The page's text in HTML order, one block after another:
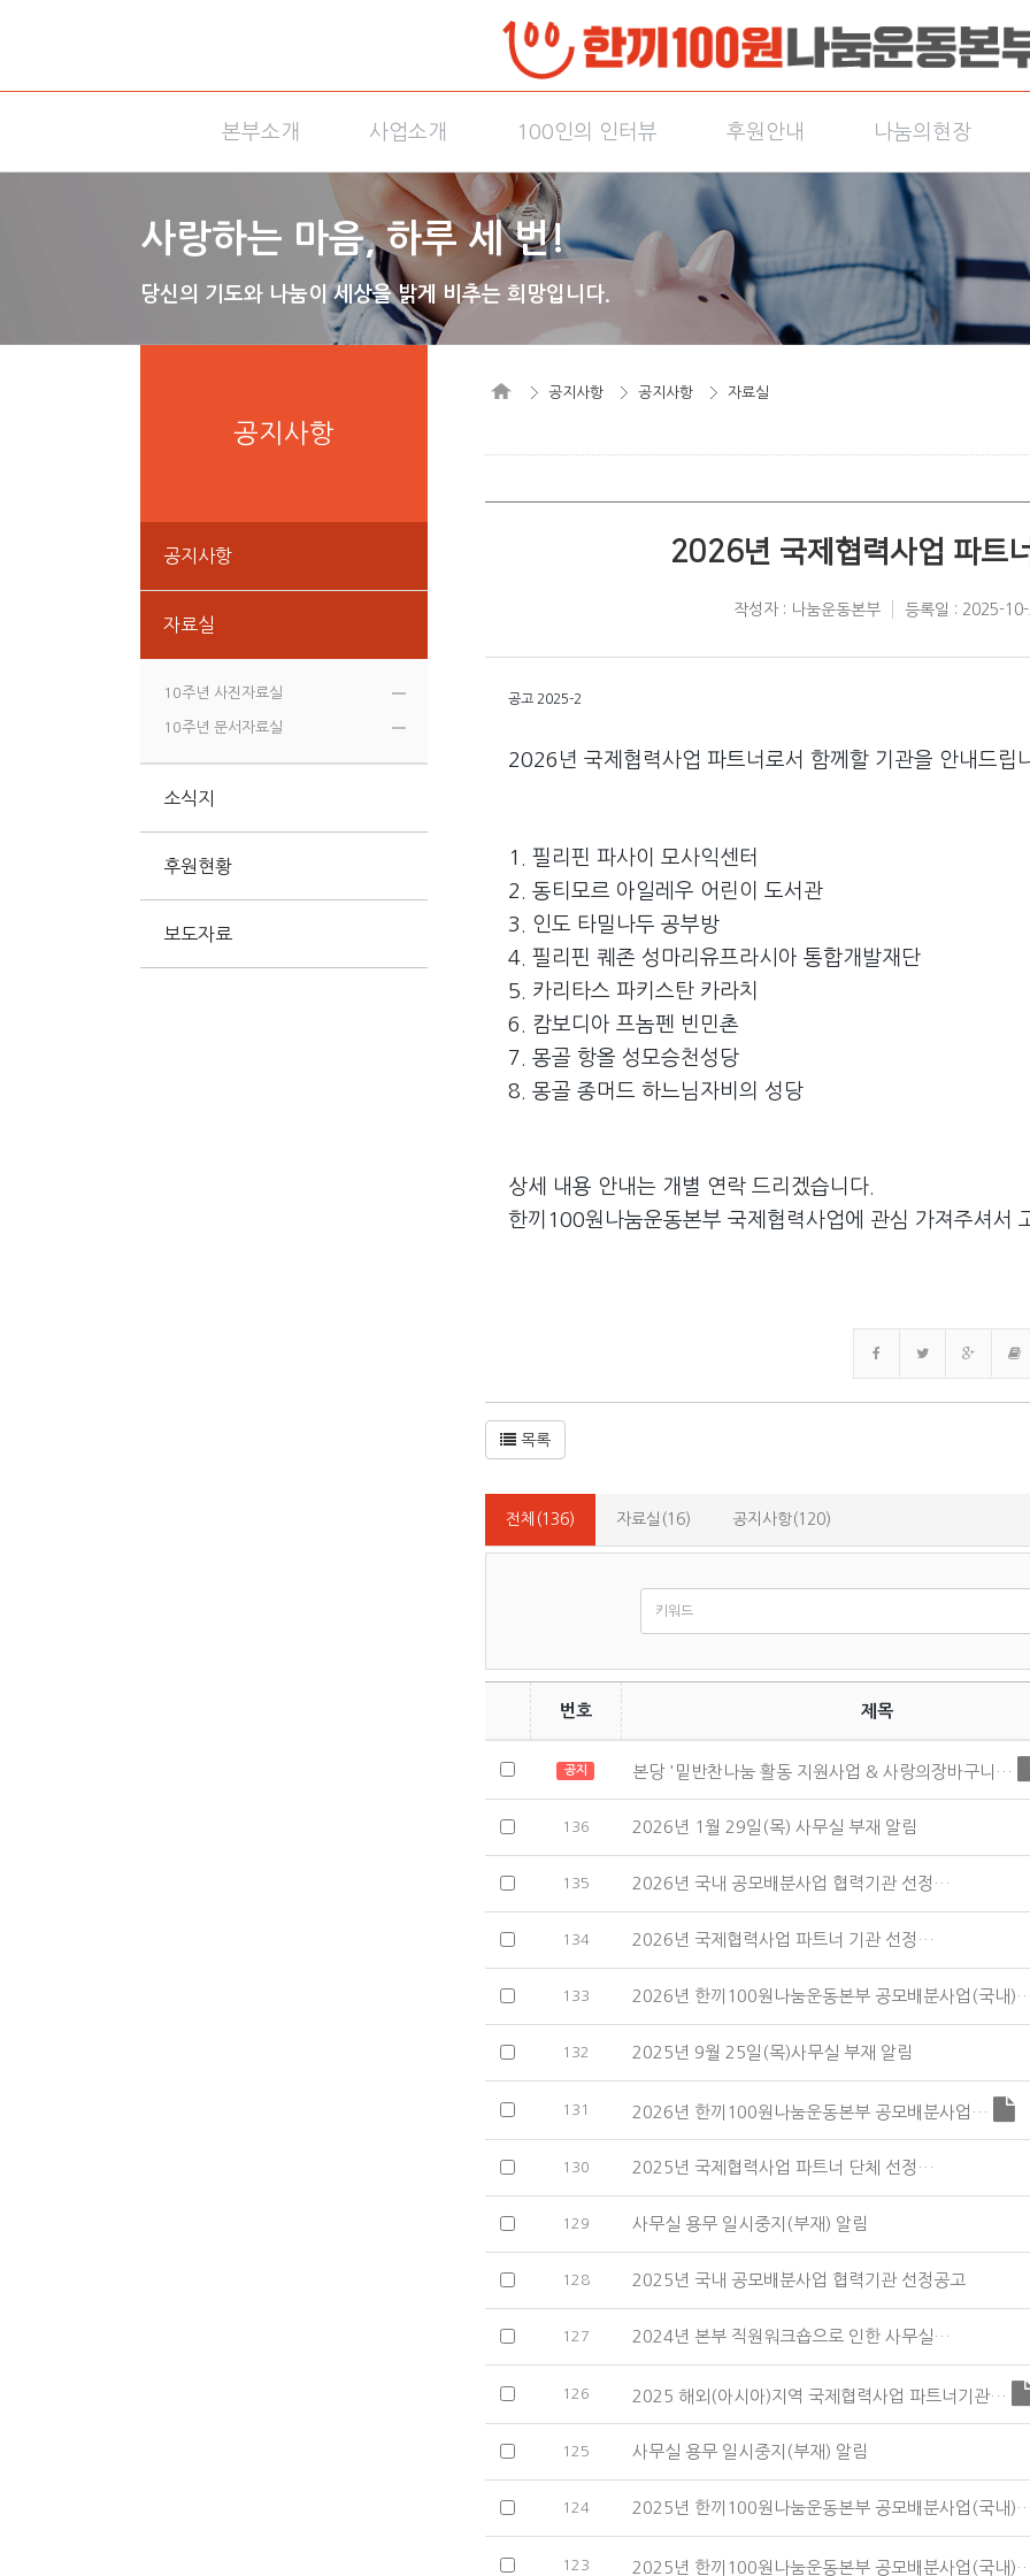
본부소개 사업소개 100인의 인터뷰 후원안내 나눔의현장
사랑하는 마음, 하루 세 번!
당신의 기도와 나눔이 세상을 밝게 비추는 희망입니다.
공지사항
공지사항
자료실
10주년 사진자료실
10주년 문서자료실
소식지
후원현황
보도자료
공지사항 공지사항 자료실
2026년 국제협력사업 파트
작성자 : 나눔운동본부 등록일 : 2025-10-
공고 2025-2
2026년 국제협력사업 파트너로서 함께할 기관을 안내드립
1. 필리핀 파사이 모사익센터
2. 동티모르 아일레우 어린이 도서관
3. 인도 타밀나두 공부방
4. 필리핀 퀘존 성마리유프라시아 통합개발재단
5. 카리타스 파키스탄 카라치
6. 캄보디아 프놈펜 빈민촌
7. 몽골 항올 성모승천성당
8. 몽골 종머드 하느님자비의 성당
상세 내용 안내는 개별 연락 드리겠습니다.
한끼100원나눔운동본부 국제협력사업에 관심 가져주셔서
목록
전체(136) 자료실(16) 공지사항(120)
번호 제목
공지 본당 '밑반찬나눔 활동 지원사업 & 사랑의장바구니…
136 2026년 1월 29일(목) 사무실 부재 알림
135 2026년 국내 공모배분사업 협력기관 선정…
134 2026년 국제협력사업 파트너 기관 선정…
133 2026년 한끼100원나눔운동본부 공모배분사업(국내)…
132 2025년 9월 25일(목)사무실 부재 알림
131 2026년 한끼100원나눔운동본부 공모배분사업…
130 2025년 국제협력사업 파트너 단체 선정…
129 사무실 용무 일시중지(부재) 알림
128 2025년 국내 공모배분사업 협력기관 선정공고
127 2024년 본부 직원워크숍으로 인한 사무실…
126 2025 해외(아시아)지역 국제협력사업 파트너기관…
125 사무실 용무 일시중지(부재) 알림
124 2025년 한끼100원나눔운동본부 공모배분사업(국내)…
123 2025년 한끼100원나눔운동본부 공모배분사업(국내)…